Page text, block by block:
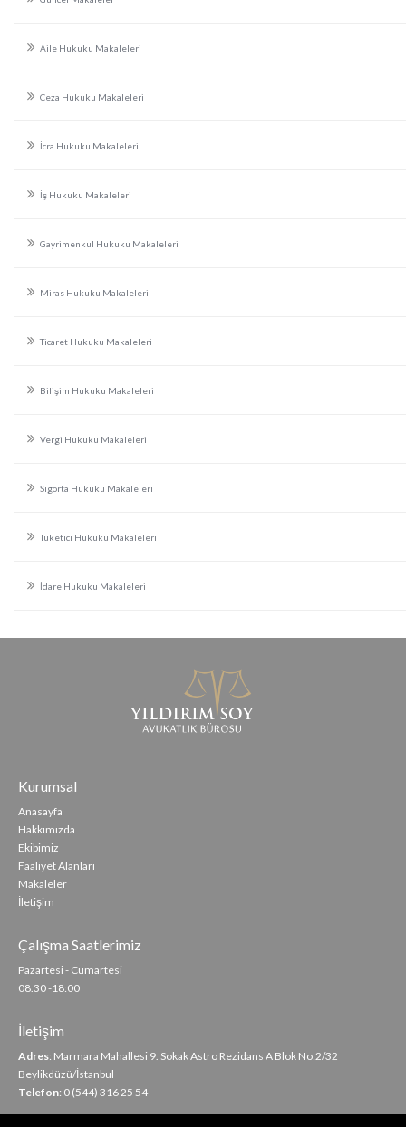
Aile Hukuku Makaleleri
Ceza Hukuku Makaleleri
İcra Hukuku Makaleleri
İş Hukuku Makaleleri
Gayrimenkul Hukuku Makaleleri
Miras Hukuku Makaleleri
Ticaret Hukuku Makaleleri
Bilişim Hukuku Makaleleri
Vergi Hukuku Makaleleri
Sigorta Hukuku Makaleleri
Tüketici Hukuku Makaleleri
İdare Hukuku Makaleleri
Kurumsal
Anasayfa
Hakkımızda
Ekibimiz
Faaliyet Alanları
Makaleler
İletişim
Çalışma Saatlerimiz
Pazartesi - Cumartesi
08.30 -18:00
İletişim
Adres: Marmara Mahallesi 9. Sokak Astro Rezidans A Blok No:2/32
Beylikdüzü/İstanbul
Telefon: 0 (544) 316 25 54